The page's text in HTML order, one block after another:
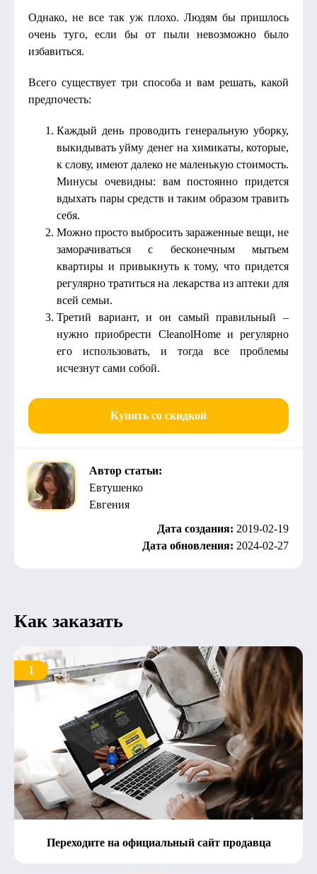
Однако, не все так уж плохо. Людям бы пришлось
очень туго, если бы от пыли невозможно было
избавиться.
Всего существует три способа и вам решать, какой
предпочесть:
Каждый день проводить генеральную уборку,
выкидывать уйму денег на химикаты, которые,
к слову, имеют далеко не маленькую стоимость.
Минусы очевидны: вам постоянно придется
вдыхать пары средств и таким образом травить
себя.
Можно просто выбросить зараженные вещи, не
заморачиваться с бесконечным мытьем
квартиры и привыкнуть к тому, что придется
регулярно тратиться на лекарства из аптеки для
всей семьи.
Третий вариант, и он самый правильный –
нужно приобрести CleanolHome и регулярно
его использовать, и тогда все проблемы
исчезнут сами собой.
Купить со скидкой
Автор статьи:
Евтушенко
Евгения
Дата создания: 2019-02-19
Дата обновления: 2024-02-27
Как заказать
1
Переходите на официальный сайт продавца